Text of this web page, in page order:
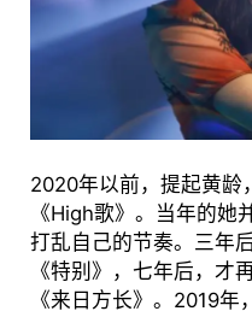
2020年以前，提起黄龄
《High歌》。当年的她
打乱自己的节奏。三年
《特别》，七年后，才
《来日方长》。2019